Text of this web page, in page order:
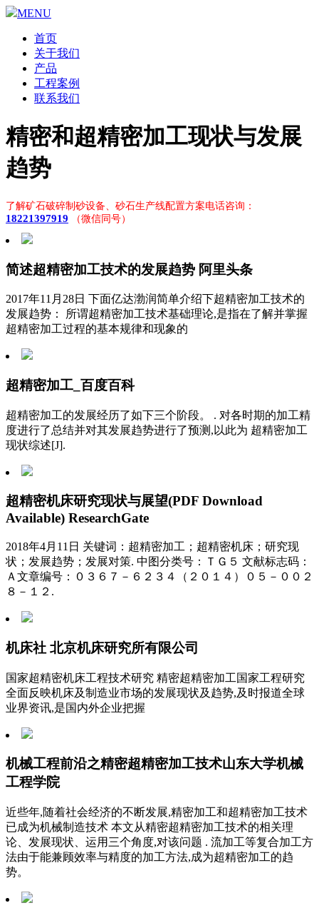
MENU
首页
关于我们
产品
工程案例
联系我们
精密和超精密加工现状与发展
趋势
了解矿石破碎制砂设备、砂石生产线配置方案电话咨询：
18221397919 （微信同号）
简述超精密加工技术的发展趋势 阿里头条
2017年11月28日 下面亿达渤润简单介绍下超精密加工技术的
发展趋势： 所谓超精密加工技术基础理论,是指在了解并掌握
超精密加工过程的基本规律和现象的
超精密加工_百度百科
超精密加工的发展经历了如下三个阶段。 . 对各时期的加工精
度进行了总结并对其发展趋势进行了预测,以此为 超精密加工
现状综述[J].
超精密机床研究现状与展望(PDF Download
Available) ResearchGate
2018年4月11日 关键词：超精密加工；超精密机床；研究现
状；发展趋势；发展对策. 中图分类号：ＴＧ５ 文献标志码：
Ａ文章编号：０３６７－６２３４（２０１４）０５－００２
８－１２.
机床社 北京机床研究所有限公司
国家超精密机床工程技术研究 精密超精密加工国家工程研究
全面反映机床及制造业市场的发展现状及趋势,及时报道全球
业界资讯,是国内外企业把握
机械工程前沿之精密超精密加工技术山东大学机械
工程学院
近些年,随着社会经济的不断发展,精密加工和超精密加工技术
已成为机械制造技术 本文从精密超精密加工技术的相关理
论、发展现状、运用三个角度,对该问题 . 流加工等复合加工方
法由于能兼顾效率与精度的加工方法,成为超精密加工的趋
势。